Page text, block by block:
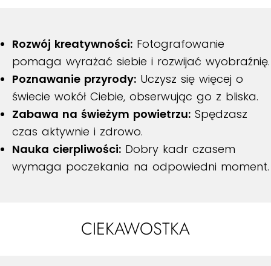
Rozwój kreatywności: Fotografowanie
pomaga wyrażać siebie i rozwijać wyobraźnię.
Poznawanie przyrody: Uczysz się więcej o
świecie wokół Ciebie, obserwując go z bliska.
Zabawa na świeżym powietrzu: Spędzasz
czas aktywnie i zdrowo.
Nauka cierpliwości: Dobry kadr czasem
wymaga poczekania na odpowiedni moment.
CIEKAWOSTKA